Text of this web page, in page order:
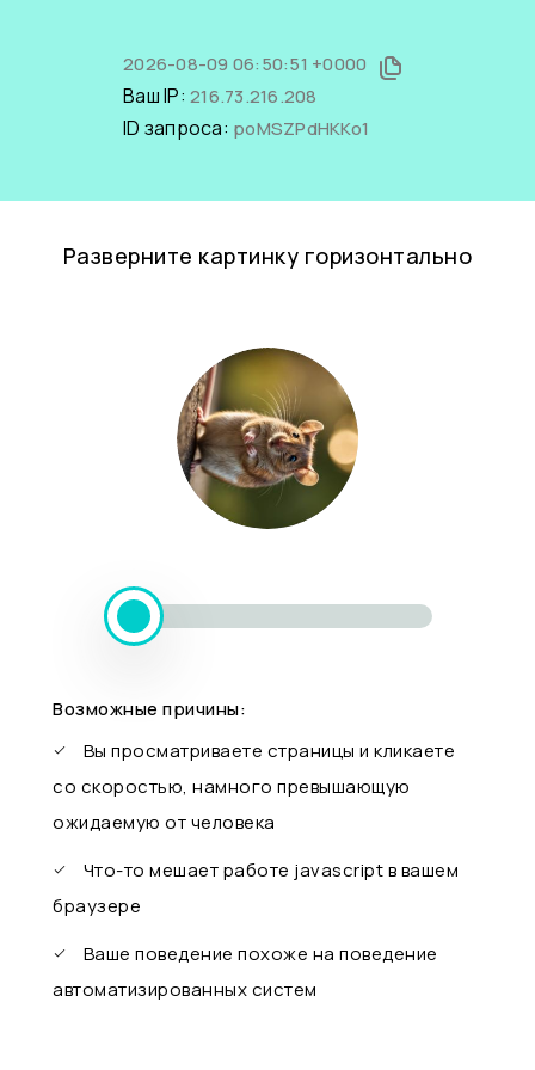
2026-08-09 06:50:51 +0000
Ваш IP: 216.73.216.208
ID запроса: poMSZPdHKKo1
Разверните картинку горизонтально
Возможные причины:
Вы просматриваете страницы и кликаете
со скоростью, намного превышающую
ожидаемую от человека
Что-то мешает работе javascript в вашем
браузере
Ваше поведение похоже на поведение
автоматизированных систем